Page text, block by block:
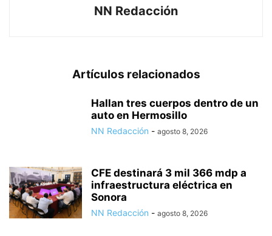
NN Redacción
Artículos relacionados
Hallan tres cuerpos dentro de un
auto en Hermosillo
NN Redacción - agosto 8, 2026
CFE destinará 3 mil 366 mdp a
infraestructura eléctrica en
Sonora
NN Redacción - agosto 8, 2026